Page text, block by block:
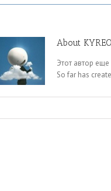
About
Этот автор
So far has